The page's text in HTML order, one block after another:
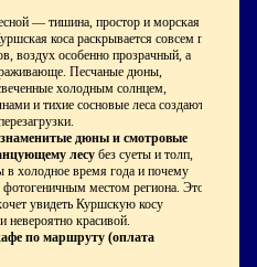
— тишина, простор и морская
коса раскрывается совсем по-
воздух особенно прозрачный, а
Песчаные дюны,
холодным солнцем,
и тихие сосновые леса создают
знаменитые дюны и смотровые
лесу без суеты и толп,
в холодное время года и почему
местом региона. Это
увидеть Куршскую косу
невероятно красивой.
по маршруту (оплата